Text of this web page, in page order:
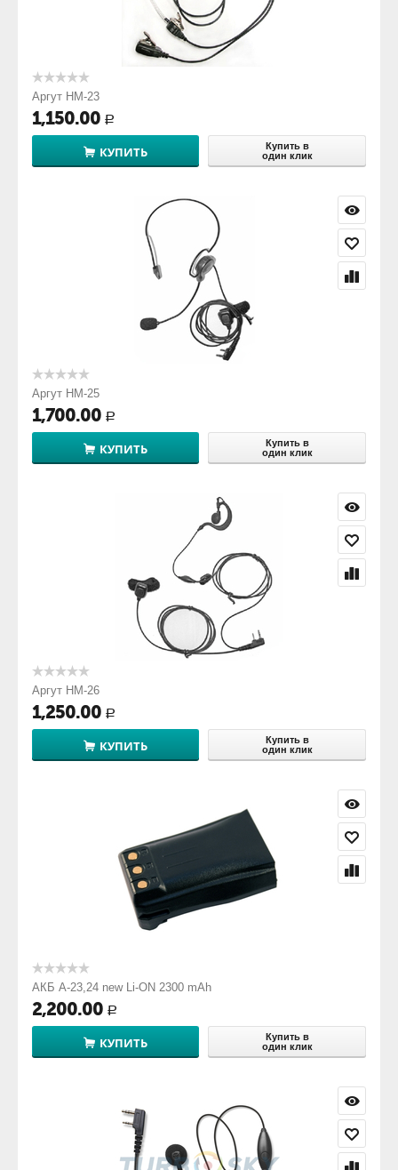
Аргут HM-23
1,150.00 Р
КУПИТЬ
Купить в
один клик
Аргут HM-25
1,700.00 Р
КУПИТЬ
Купить в
один клик
Аргут HM-26
1,250.00 Р
КУПИТЬ
Купить в
один клик
АКБ А-23,24 new Li-ON 2300 mAh
2,200.00 Р
КУПИТЬ
Купить в
один клик